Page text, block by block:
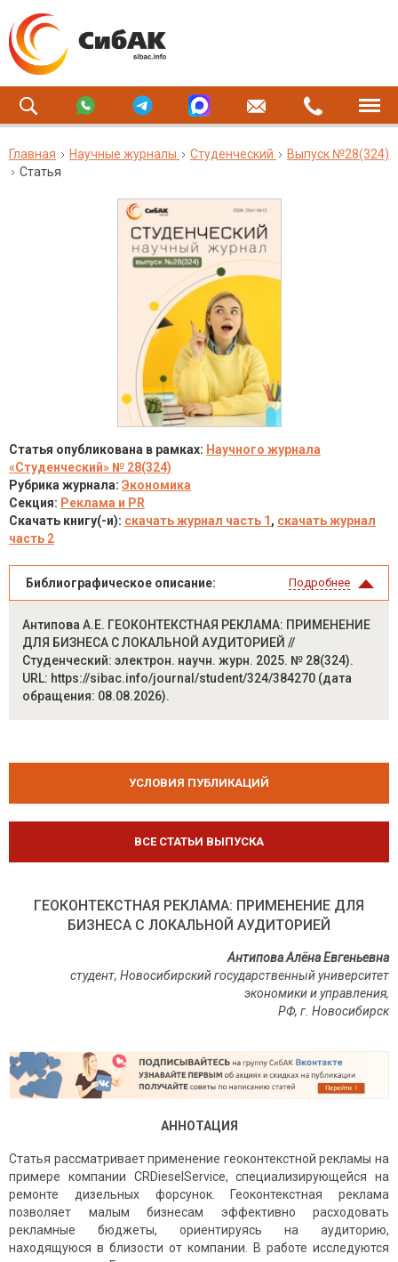
Главная Научные журналы Студенческий
Выпуск №28(324)
Статья
Статья опубликована в рамках: Научного журнала
«Студенческий» № 28(324)
Рубрика журнала: Экономика
Секция: Реклама и PR
Скачать книгу(-и): скачать журнал часть 1 , скачать журнал
часть 2
Библиографическое описание: Подробнее
Антипова А.Е. ГЕОКОНТЕКСТНАЯ РЕКЛАМА: ПРИМЕНЕНИЕ
ДЛЯ БИЗНЕСА С ЛОКАЛЬНОЙ АУДИТОРИЕЙ //
Студенческий: электрон. научн. журн. 2025. № 28(324).
URL: https://sibac.info/journal/student/324/384270 (дата
обращения: 08.08.2026).
УСЛОВИЯ ПУБЛИКАЦИЙ
ВСЕ СТАТЬИ ВЫПУСКА
ГЕОКОНТЕКСТНАЯ РЕКЛАМА: ПРИМЕНЕНИЕ ДЛЯ
БИЗНЕСА С ЛОКАЛЬНОЙ АУДИТОРИЕЙ
Антипова Алёна Евгеньевна
студент, Новосибирский государственный университет
экономики и управления,
РФ, г. Новосибирск
АННОТАЦИЯ
Статья рассматривает применение геоконтекстной рекламы на
примере компании CRDieselService, специализирующейся на
ремонте дизельных форсунок. Геоконтекстная реклама
позволяет малым бизнесам эффективно расходовать
рекламные бюджеты, ориентируясь на аудиторию,
находящуюся в близости от компании. В работе исследуются